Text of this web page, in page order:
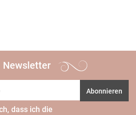
Newsletter
Abonnieren
dass ich die